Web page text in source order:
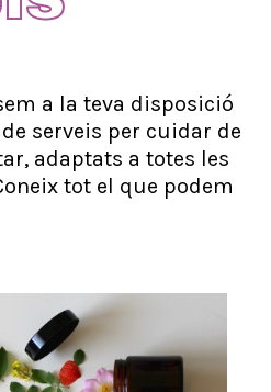
a la teva disposició
serveis per cuidar de
adaptats a totes les
tot el que podem